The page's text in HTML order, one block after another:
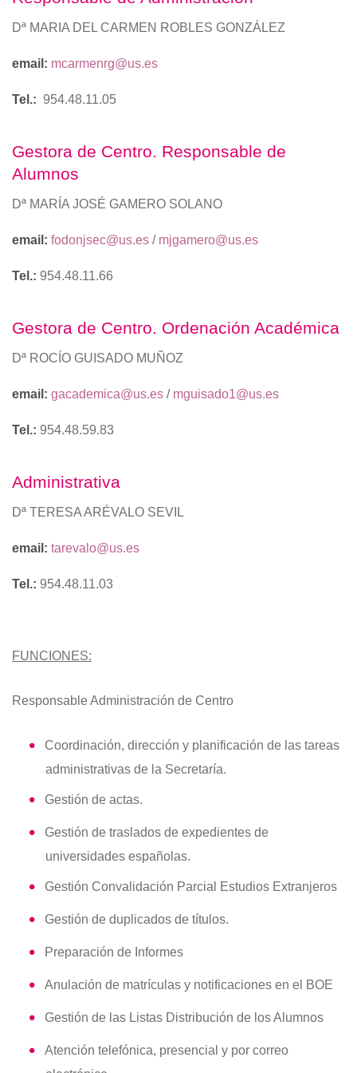
Dª MARIA DEL CARMEN ROBLES GONZÁLEZ
email: mcarmenrg@us.es
Tel.: 954.48.11.05
Gestora de Centro. Responsable de
Alumnos
Dª MARÍA JOSÉ GAMERO SOLANO
email: fodonjsec@us.es / mjgamero@us.es
Tel.: 954.48.11.66
Gestora de Centro. Ordenación Académica
Dª ROCÍO GUISADO MUÑOZ
email: gacademica@us.es / mguisado1@us.es
Tel.: 954.48.59.83
Administrativa
Dª TERESA ARÉVALO SEVIL
email: tarevalo@us.es
Tel.: 954.48.11.03
FUNCIONES:
Responsable Administración de Centro
Coordinación, dirección y planificación de las tareas
administrativas de la Secretaría.
Gestión de actas.
Gestión de traslados de expedientes de
universidades españolas.
Gestión Convalidación Parcial Estudios Extranjeros
Gestión de duplicados de títulos.
Preparación de Informes
Anulación de matrículas y notificaciones en el BOE
Gestión de las Listas Distribución de los Alumnos
Atención telefónica, presencial y por correo